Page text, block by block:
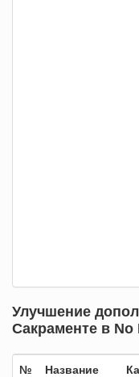
Улучшение
Сакраменте в No
№ Название